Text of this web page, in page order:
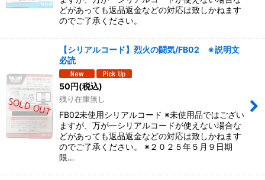
どがあっても返品返金などの対応は致しかねます
のでご了承ください。
【シリアルコード】烈火の闘気/FB02 ※説明文
必読
50円(税込)
残り在庫無し
FB02未使用シリアルコード ※未使用品ではござい
ますが、万が一シリアルコードが使えない場合な
どがあっても返品返金などの対応は致しかねます
のでご了承ください。 ※２０２５年５月９日期
限…